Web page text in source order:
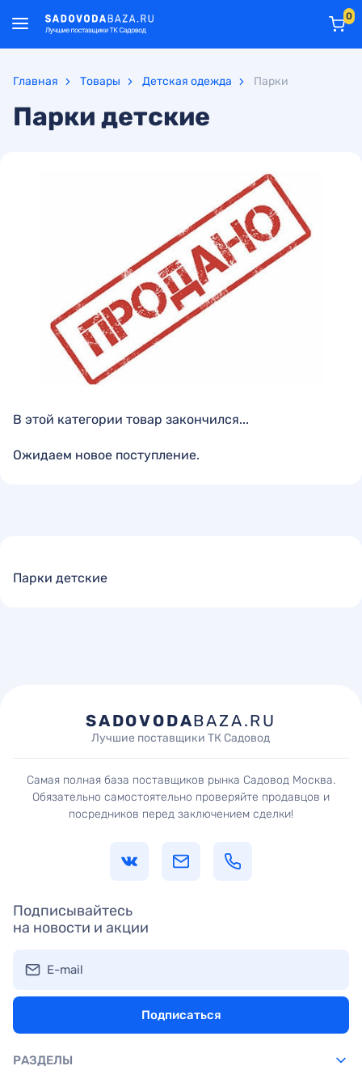
0
Главная Товары Детская одежда Парки
Парки детские
В этой категории товар закончился...
Ожидаем новое поступление.
Парки детские
SADOVODABAZA.RU
Лучшие поставщики ТК Садовод
Самая полная база поставщиков рынка Садовод Москва.
Обязательно самостоятельно проверяйте продавцов и
посредников перед заключением сделки!
Подписывайтесь
на новости и акции
E-mail
Подписаться
РАЗДЕЛЫ